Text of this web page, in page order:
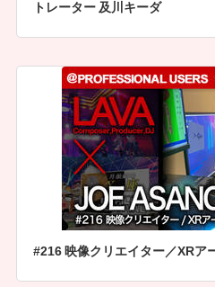
トレーター 及川キーダ
#216 映像クリエイター／XRア